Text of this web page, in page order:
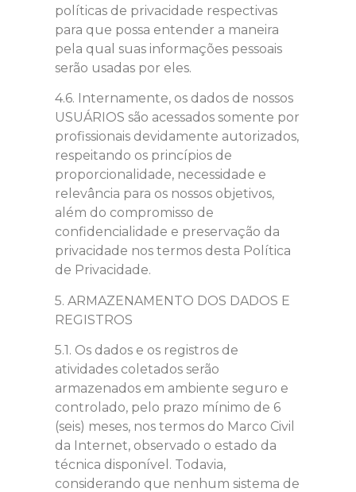
políticas de privacidade respectivas
para que possa entender a maneira
pela qual suas informações pessoais
serão usadas por eles.
4.6. Internamente, os dados de nossos
USUÁRIOS são acessados somente por
profissionais devidamente autorizados,
respeitando os princípios de
proporcionalidade, necessidade e
relevância para os nossos objetivos,
além do compromisso de
confidencialidade e preservação da
privacidade nos termos desta Política
de Privacidade.
5. ARMAZENAMENTO DOS DADOS E
REGISTROS
5.1. Os dados e os registros de
atividades coletados serão
armazenados em ambiente seguro e
controlado, pelo prazo mínimo de 6
(seis) meses, nos termos do Marco Civil
da Internet, observado o estado da
técnica disponível. Todavia,
considerando que nenhum sistema de